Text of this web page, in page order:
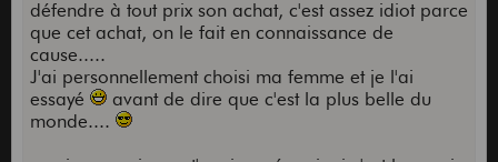
Mais dire à un mec que sa femme est moche c'est
se prendre son poing dans la gueule (et c'est
mérité)...Dire à un mec que sa gibson est bof et
trop chère, c'est s'exposer aux mêmes choses et
c'est dommage, ça fausse le débat. Comme tu le
dis, je dois être sourd et ne pas savoir jouer. Un
défendre à tout prix son achat, c'est assez idiot parce
que cet achat, on le fait en connaissance de
cause.....
J'ai personnellement choisi ma femme et je l'ai
essayé
avant de dire que c'est la plus belle du
monde....